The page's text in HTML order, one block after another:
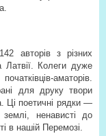
авторів з різних
Латвії. Колеги дуже
аматорів.
для друку твори
Ці поетичні рядки —
ненависті до
в нашій Перемозі.